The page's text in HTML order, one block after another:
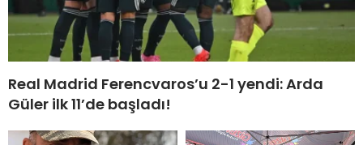
Real Madrid Ferencvaros’u 2-1 yendi: Arda
Güler ilk 11’de başladı!